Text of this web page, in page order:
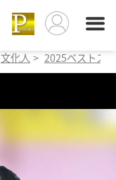
文化人 > 2025ベストス